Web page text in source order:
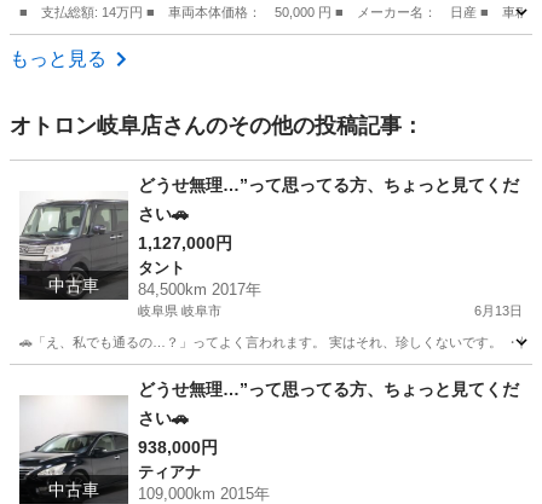
■ 支払総額: 14万円 ■ 車両本体価格： 50,000 円 ■ メーカー名： 日産 ■ 車
静岡 湖西市
もっと見る
オトロン岐阜店さんのその他の投稿記事：
中古車
どうせ無理…”って思ってる方、ちょっと見てくだ
さい🚗
1,127,000円
タント
84,500km 2017年
岐阜県 岐阜市 6月13日
🚗「え、私でも通るの…？」ってよく言われます。 実はそれ、珍しくないです。 ・
タント
中古車
どうせ無理…”って思ってる方、ちょっと見てくだ
さい🚗
938,000円
ティアナ
109,000km 2015年